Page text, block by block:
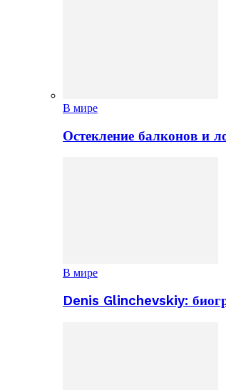
В мире
Остекление балконов и
В мире
Denis Glinchevskiy: